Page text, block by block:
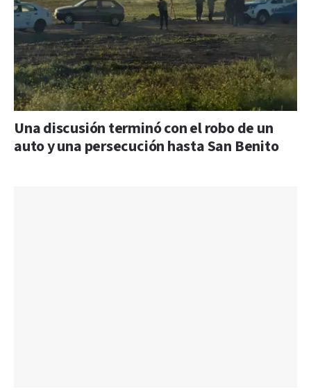
Una discusión terminó con el robo de un
auto y una persecución hasta San Benito